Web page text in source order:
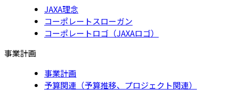
JAXA理念
コーポレートスローガン
コーポレートロゴ（JAXAロゴ）
事業計画
事業計画
予算関連（予算推移、プロジェクト関連）